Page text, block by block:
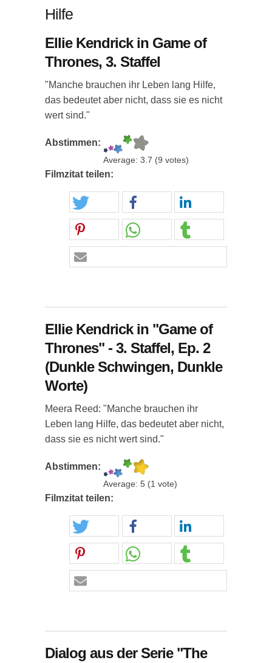
Hilfe
Ellie Kendrick in Game of
Thrones, 3. Staffel
"Manche brauchen ihr Leben lang Hilfe,
das bedeutet aber nicht, dass sie es nicht
wert sind."
Abstimmen:
Average: 3.7 (9 votes)
Filmzitat teilen:
Ellie Kendrick in "Game of
Thrones" - 3. Staffel, Ep. 2
(Dunkle Schwingen, Dunkle
Worte)
Meera Reed: "Manche brauchen ihr
Leben lang Hilfe, das bedeutet aber nicht,
dass sie es nicht wert sind."
Abstimmen:
Average: 5 (1 vote)
Filmzitat teilen:
Dialog aus der Serie "The